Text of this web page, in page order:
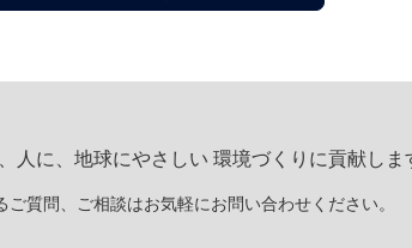
人に、地球にやさしい 環境づくりに貢献しま
ご質問、ご相談はお気軽にお問い合わせください。